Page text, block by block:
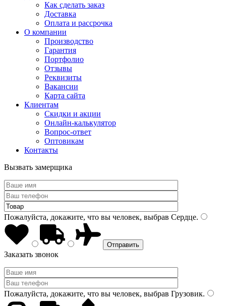
Как сделать заказ
Доставка
Оплата и рассрочка
О компании
Производство
Гарантия
Портфолио
Отзывы
Реквизиты
Вакансии
Карта сайта
Клиентам
Скидки и акции
Онлайн-калькулятор
Вопрос-ответ
Оптовикам
Контакты
Вызвать замерщика
Пожалуйста, докажите, что вы человек, выбрав Сердце.
Заказать звонок
Пожалуйста, докажите, что вы человек, выбрав Грузовик.